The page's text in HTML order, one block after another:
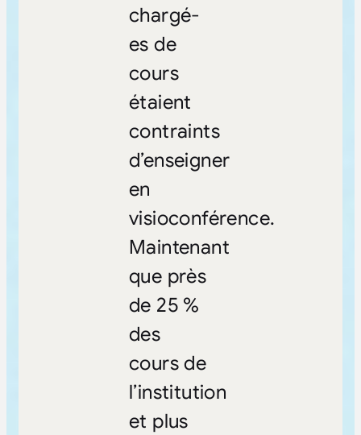
chargé-
es de
cours
étaient
contraints
d’enseigner
en
visioconférence.
Maintenant
que près
de 25 %
des
cours de
l’institution
et plus